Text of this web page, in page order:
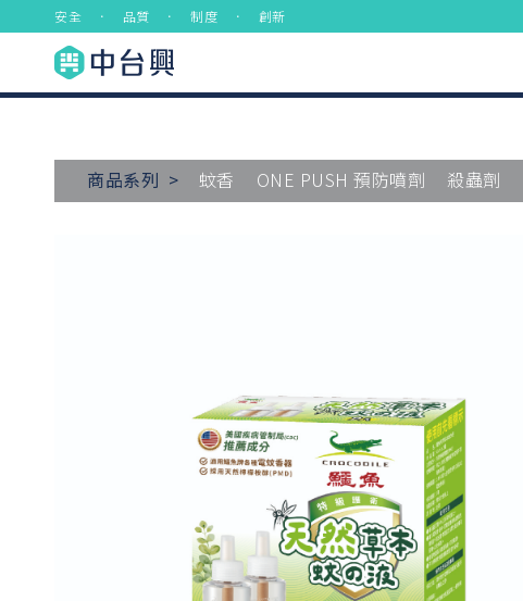
安全 ． 品質 ． 制度 ． 創新
商品系列 > 蚊香 ONE PUSH 預防噴劑 殺蟲劑